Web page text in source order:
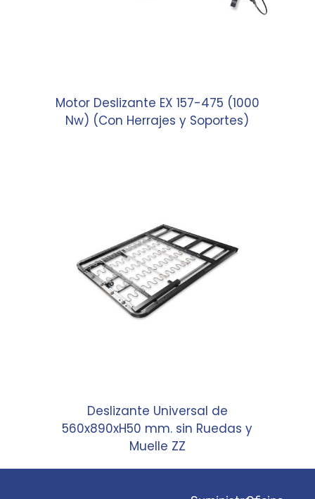
Motor Deslizante EX 157-475 (1000
Nw) (Con Herrajes y Soportes)
Deslizante Universal de
560x890xH50 mm. sin Ruedas y
Muelle ZZ